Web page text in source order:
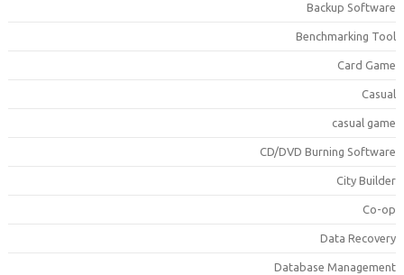
Backup
Benchmarking
Card
casual
CD/DVD Burning
City
Co-
Data
Database